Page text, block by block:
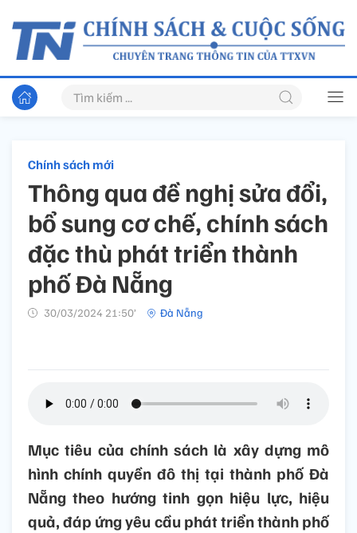
Chính sách mới
Thông qua đề nghị sửa đổi,
bổ sung cơ chế, chính sách
đặc thù phát triển thành
phố Đà Nẵng
30/03/2024 21:50’ Đà Nẵng
Mục tiêu của chính sách là xây dựng mô
hình chính quyền đô thị tại thành phố Đà
Nẵng theo hướng tinh gọn hiệu lực, hiệu
quả, đáp ứng yêu cầu phát triển thành phố